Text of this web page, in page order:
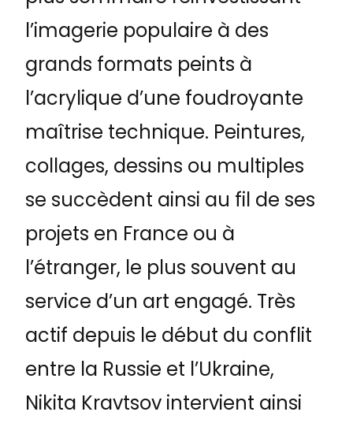
l’imagerie populaire à des
grands formats peints à
l’acrylique d’une foudroyante
maîtrise technique. Peintures,
collages, dessins ou multiples
se succèdent ainsi au fil de ses
projets en France ou à
l’étranger, le plus souvent au
service d’un art engagé. Très
actif depuis le début du conflit
entre la Russie et l’Ukraine,
Nikita Kravtsov intervient ainsi